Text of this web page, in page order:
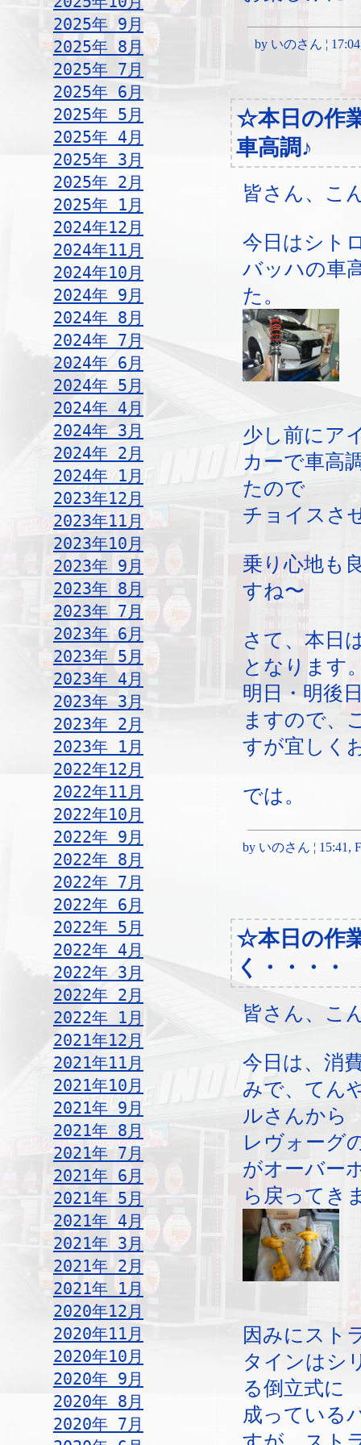
2025年 9月
2025年 8月
2025年 7月
2025年 6月
2025年 5月
2025年 4月
2025年 3月
2025年 2月
2025年 1月
2024年12月
2024年11月
2024年10月
2024年 9月
2024年 8月
2024年 7月
2024年 6月
2024年 5月
2024年 4月
2024年 3月
2024年 2月
2024年 1月
2023年12月
2023年11月
2023年10月
2023年 9月
2023年 8月
2023年 7月
2023年 6月
2023年 5月
2023年 4月
2023年 3月
2023年 2月
2023年 1月
2022年12月
2022年11月
2022年10月
2022年 9月
2022年 8月
2022年 7月
2022年 6月
2022年 5月
2022年 4月
2022年 3月
2022年 2月
2022年 1月
2021年12月
2021年11月
2021年10月
2021年 9月
2021年 8月
2021年 7月
2021年 6月
2021年 5月
2021年 4月
2021年 3月
2021年 2月
2021年 1月
2020年12月
2020年11月
2020年10月
2020年 9月
2020年 8月
2020年 7月
by いのさん ¦
☆本日の作
車高調♪
皆さん、こ
今日はシト
バッハの車
た。
少し前にア
カーで車高
たので
チョイスさ
乗り心地も
すね〜
さて、本日
となります
明日・明後
ますので、
すが宜しく
では。
by いのさん ¦ 15:41,
☆本日の作
く・・・・
皆さん、こ
今日は、消
みで、てん
ルさんから
レヴォーグ
がオーバー
ら戻ってき
因みにスト
タインはシ
る倒立式に
成っている